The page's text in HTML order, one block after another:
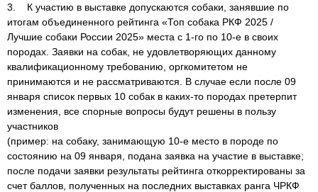
3. К участию в выставке допускаются собаки, занявшие по
итогам объединенного рейтинга «Топ собака РКФ 2025 /
Лучшие собаки России 2025» места с 1-го по 10-е в своих
породах. Заявки на собак, не удовлетворяющих данному
квалификационному требованию, оргкомитетом не
принимаются и не рассматриваются. В случае если после 09
января список первых 10 собак в каких-то породах претерпит
изменения, все спорные вопросы будут решены в пользу
участников
(пример: на собаку, занимающую 10-е место в породе по
состоянию на 09 января, подана заявка на участие в выставке;
после подачи заявки результаты рейтинга откорректированы за
счет баллов, полученных на последних выставках ранга ЧРКФ